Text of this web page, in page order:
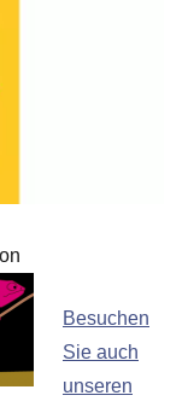
Besuchen
Sie auch
unseren